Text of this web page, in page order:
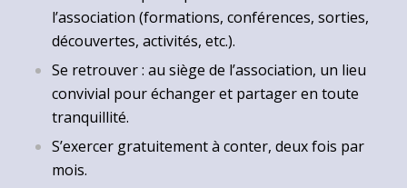
l’association (formations, conférences, sorties,
découvertes, activités, etc.).
Se retrouver : au siège de l’association, un lieu
convivial pour échanger et partager en toute
tranquillité.
S’exercer gratuitement à conter, deux fois par
mois.